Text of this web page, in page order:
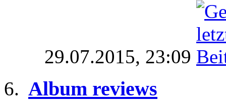
29.07.2015, 23:09
Album reviews